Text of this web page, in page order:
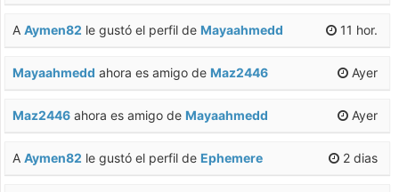
11 hor.
A Aymen82 le gustó el perfil de Mayaahmedd
Ayer
Mayaahmedd ahora es amigo de Maz2446
Ayer
Maz2446 ahora es amigo de Mayaahmedd
2 dias
A Aymen82 le gustó el perfil de Ephemere